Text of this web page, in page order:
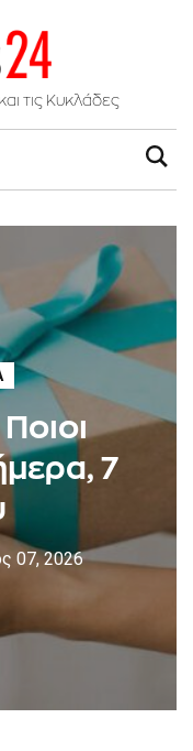
τις Κυκλάδες
7
07, 2026